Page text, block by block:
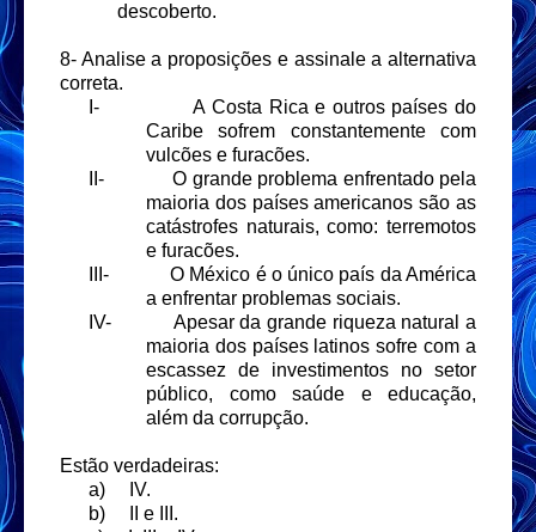
descoberto.
8- Analise a proposições e assinale a alternativa
correta.
I-
A Costa Rica e outros países do
Caribe sofrem constantemente com
vulcões e furacões.
II-
O grande problema enfrentado pela
maioria dos países americanos são as
catástrofes naturais, como: terremotos
e furacões.
III-
O México é o único país da América
a enfrentar problemas sociais.
IV-
Apesar da grande riqueza natural a
maioria dos países latinos sofre com a
escassez de investimentos no setor
público, como saúde e educação,
além da corrupção.
Estão verdadeiras:
a)
IV.
b)
II e III.